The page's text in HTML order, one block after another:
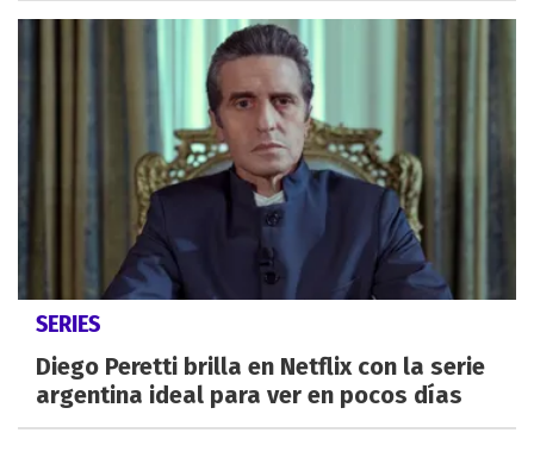
SERIES
Diego Peretti brilla en Netflix con la serie
argentina ideal para ver en pocos días